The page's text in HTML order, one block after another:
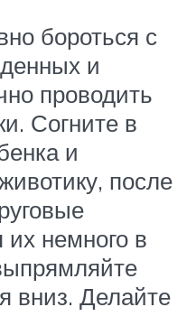
бороться с
и
проводить
Согните в
и
после
немного в
вниз. Делайте